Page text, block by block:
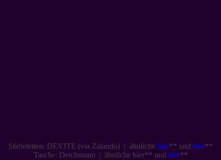
Stiefeletten: DEVITE (via Zalando) | ähnliche hier** und hier**
Tasche: Deichmann | ähnliche hier** undhier**